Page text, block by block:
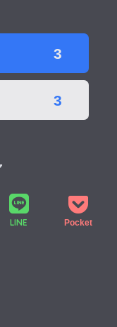
3
3
LINE Pocket